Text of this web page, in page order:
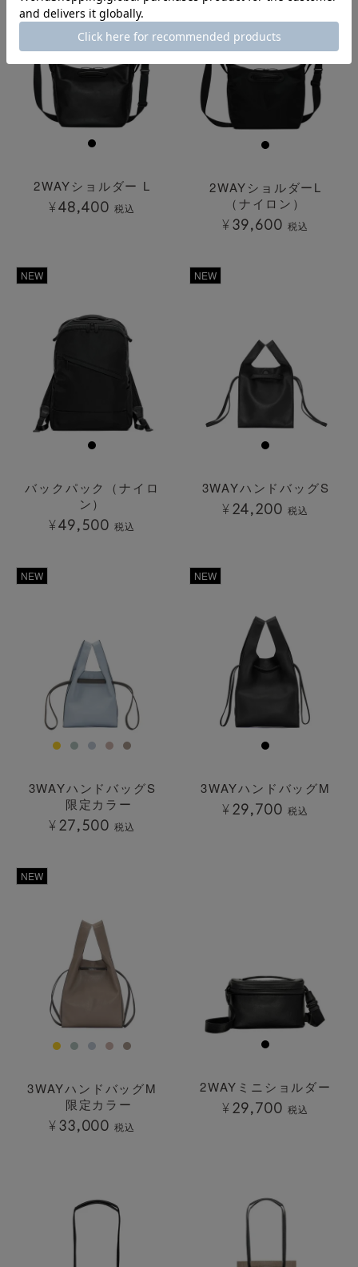
2WAYショルダー L
¥48,400 税込
2WAYショルダーL
（ナイロン）
¥39,600 税込
NEW
バックパック（ナイロ
ン）
¥49,500 税込
NEW
3WAYハンドバッグS
¥ 24,200 税込
NEW
3WAYハンドバッグS
限定カラー
¥ 27,500 税込
NEW
3WAYハンドバッグM
¥ 29,700 税込
NEW
3WAYハンドバッグM
限定カラー
¥33,000 税込
2WAYミニショルダー
¥ 29,700 税込